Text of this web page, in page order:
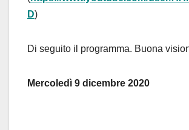
D)
Di seguito il programma. Buona
Mercoledì 9 dicembre 2020